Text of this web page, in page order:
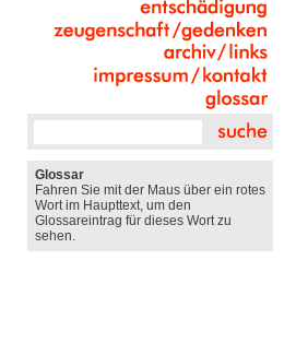
Glossar
Fahren Sie mit der Maus über ein rotes
Wort im Haupttext, um den
Glossareintrag für dieses Wort zu
sehen.